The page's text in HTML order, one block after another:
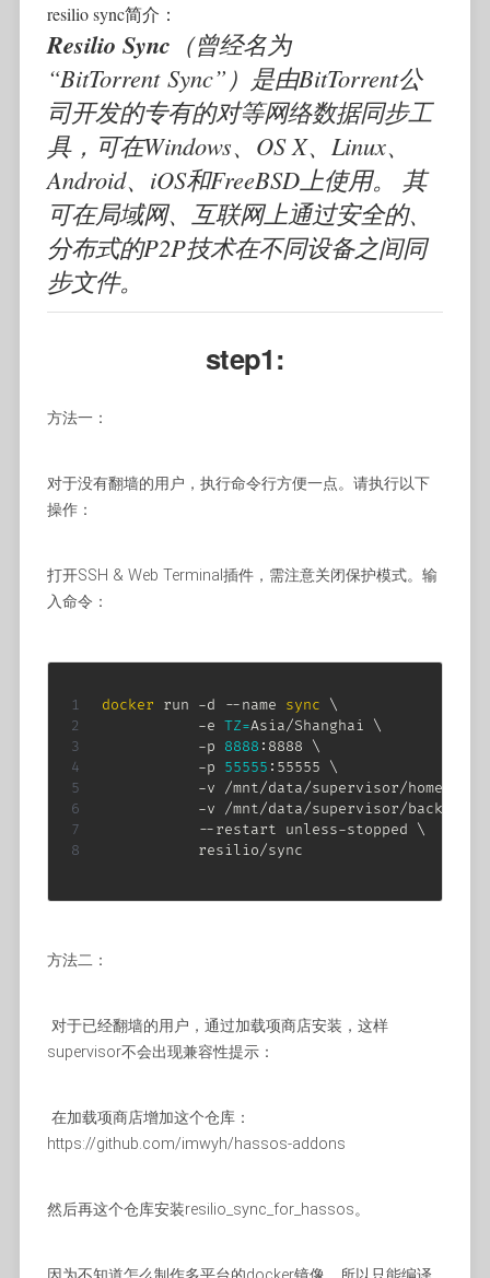
resilio sync简介：
Resilio Sync （曾经名为
“BitTorrent Sync”）是由BitTorrent公
司开发的专有的对等网络数据同步工
具，可在Windows、OS X、Linux、
Android、iOS和FreeBSD上使用。 其
可在局域网、互联网上通过安全的、
分布式的P2P技术在不同设备之间同
步文件。
step1:
方法一：
对于没有翻墙的用户，执行命令行方便一点。请执行以下
操作：
打开SSH & Web Terminal插件，需注意关闭保护模式。输
入命令：
docker run -d --name sync
\
           -e
TZ=Asia/Shanghai \
           -p
8888 :8888 \
           -p
55555 :55555 \
-v /mnt/data/supervisor/
-v /mnt/data/supervisor/
           --restart unless-stopped
\
           resilio/sync
方法二：
对于已经翻墙的用户，通过加载项商店安装，这样
supervisor不会出现兼容性提示：
在加载项商店增加这个仓库：
https://github.com/imwyh/hassos-addons
然后再这个仓库安装resilio_sync_for_hassos。